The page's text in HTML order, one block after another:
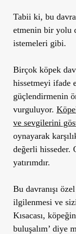
Tabii ki, bu
etmenin bir yolu
istemeleri gibi.
Birçok köpek
hissetmeyi ifade
güçlendirmenin
vurguluyor.
ve sevgilerini
oynayarak
değerli hisseder.
yatırımdır.
Bu davranışı
ilgilenmesi ve
Kısacası,
buluşalım’ diye